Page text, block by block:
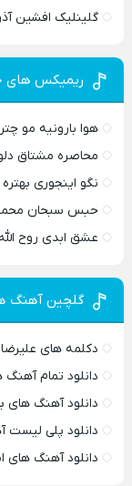
گلینلیک افشین
ریمیکس های
هوا بارونیه مو
محاصره مشتاق
نگو اینجوری
حبس سبحان
عشق ابدی روح
گلچین آهنگ
دکلمه های علیرضا
دانلود تمام
دانلود آهنگ های
دانلود پلی لیست
دانلود آهنگ های